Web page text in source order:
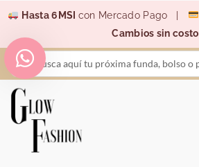
contenido
Hasta 6MSI con Mercado Pago |
Cambios sin costo
Search
...